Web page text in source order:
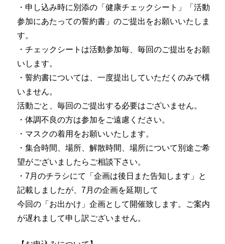
・申し込み時に別添の「健康チェックシート」「活動
参加にあたっての誓約書」のご提出をお願いいたしま
す。
・チェックシートは活動参加毎、毎回のご提出をお願
いします。
・誓約書については、一度提出していただくのみで構
いません。
活動ごと、毎回のご提出する必要はございません。
・体調不良の方は参加をご遠慮ください。
・マスクの着用をお願いいたします。
・集合時間、場所、解散時間、場所について別途ご希
望がございましたらご相談下さい。
・7月のチラシにて「企画は後日また告知します」と
記載しましたが、7月の企画を延期して
今回の「お出かけ」企画として開催致します。ご案内
が遅れまして申し訳ございません。